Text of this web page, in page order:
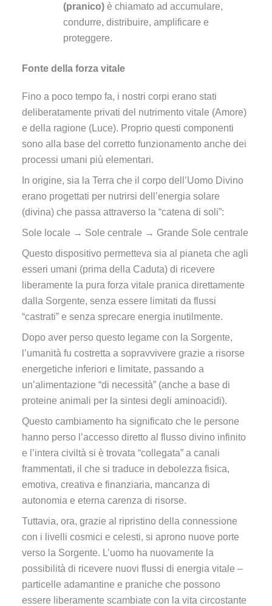
(pranico) è chiamato ad accumulare,
condurre, distribuire, amplificare e
proteggere.
Fonte della forza vitale
Fino a poco tempo fa, i nostri corpi erano stati
deliberatamente privati del nutrimento vitale (Amore)
e della ragione (Luce). Proprio questi componenti
sono alla base del corretto funzionamento anche dei
processi umani più elementari.
In origine, sia la Terra che il corpo dell’Uomo Divino
erano progettati per nutrirsi dell’energia solare
(divina) che passa attraverso la “catena di soli”:
Sole locale → Sole centrale → Grande Sole centrale
Questo dispositivo permetteva sia al pianeta che agli
esseri umani (prima della Caduta) di ricevere
liberamente la pura forza vitale pranica direttamente
dalla Sorgente, senza essere limitati da flussi
“castrati” e senza sprecare energia inutilmente.
Dopo aver perso questo legame con la Sorgente,
l’umanità fu costretta a sopravvivere grazie a risorse
energetiche inferiori e limitate, passando a
un’alimentazione “di necessità” (anche a base di
proteine animali per la sintesi degli aminoacidi).
Questo cambiamento ha significato che le persone
hanno perso l’accesso diretto al flusso divino infinito
e l’intera civiltà si è trovata “collegata” a canali
frammentati, il che si traduce in debolezza fisica,
emotiva, creativa e finanziaria, mancanza di
autonomia e eterna carenza di risorse.
Tuttavia, ora, grazie al ripristino della connessione
con i livelli cosmici e celesti, si aprono nuove porte
verso la Sorgente. L’uomo ha nuovamente la
possibilità di ricevere nuovi flussi di energia vitale –
particelle adamantine e praniche che possono
essere liberamente scambiate con la vita circostante